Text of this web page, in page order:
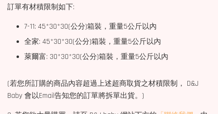
訂單有材積限制如下:
7-11: 45*30*30(公分)箱裝，重量5公斤以內
全家: 45*30*30(公分)箱裝，重量5公斤以內
萊爾富: 30*30*30(公分)箱裝，重量5公斤以內
(若您所訂購的商品內容超過上述超商取貨之材積限制， D&J
Baby 會以Email告知您的訂單將拆單出貨。)